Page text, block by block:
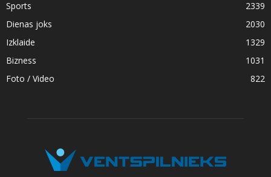
Sports
2339
Dienas joks
2030
Izklaide
1329
Bizness
1031
Foto / Video
822